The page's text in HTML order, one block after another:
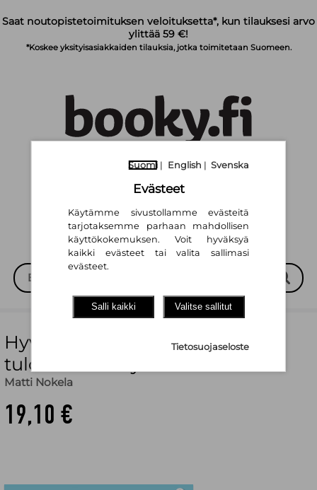
Saat noutopistetoimituksen veloituksetta*, kun tilauksesi arvo
ylittää 59 €!
*Koskee yksityisasiakkaiden tilauksia, jotka toimitetaan Suomeen.
| English | Svenska
Hyvinvoiva työntekijä ja
tuloksellinen ryhmä
Matti Nokela
19,10 €
Suomi | English | Svenska
Evästeet
Käytämme sivustollamme evästeitä
tarjotaksemme parhaan mahdollisen
käyttökokemuksen. Voit hyväksyä
kaikki evästeet tai valita sallimasi
evästeet.
Salli kaikki Valitse sallitut
Tietosuojaseloste